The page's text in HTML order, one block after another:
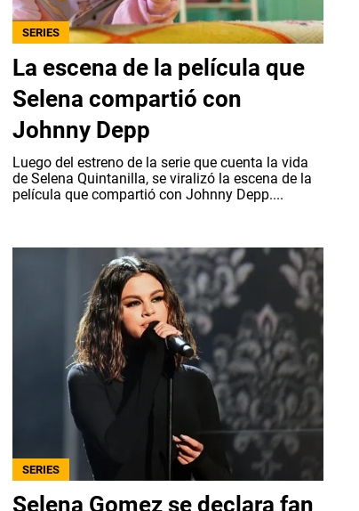
SERIES
La escena de la película que
Selena compartió con
Johnny Depp
Luego del estreno de la serie que cuenta la vida
de Selena Quintanilla, se viralizó la escena de la
película que compartió con Johnny Depp....
SERIES
Selena Gomez se declara fan